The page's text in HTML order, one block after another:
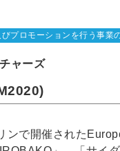
プロモーションを行う事業
ャーズ
で開催された